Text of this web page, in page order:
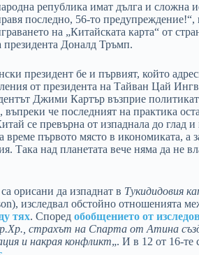
република имат дълга и сложна
последно, 56-то
на „Китайската карта“ от
президента Доналд Тръмп.
президент бе и първият, който
от президента на Тайван Цай
Джими Картър възприе
, въпреки че последният на практика
се превърна от изпаднала до глад
време първото място в икономиката, а
Така над планетата вече няма да не
орисани да изпаднат в Тукидидовия
изследвал обстойно отношенията
тях. Според обобщението от
страхът на Спарта от Атина
и накрая конфликт„. И в 12 от 16-те